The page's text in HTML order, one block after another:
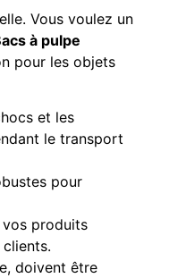
Vous voulez un
à pulpe
pour les objets
et les
le transport
pour
produits
doivent être